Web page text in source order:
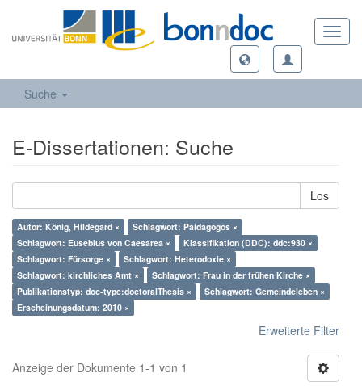
Suche
E-Dissertationen: Suche
Los
Autor: König, Hildegard ×
Schlagwort: Paidagogos ×
Schlagwort: Eusebius von Caesarea ×
Klassifikation (DDC): ddc:930 ×
Schlagwort: Fürsorge ×
Schlagwort: Heterodoxie ×
Schlagwort: kirchliches Amt ×
Schlagwort: Frau in der frühen Kirche ×
Publikationstyp: doc-type:doctoralThesis ×
Schlagwort: Gemeindeleben ×
Erscheinungsdatum: 2010 ×
Erweiterte Filter
Anzeige der Dokumente 1-1 von 1